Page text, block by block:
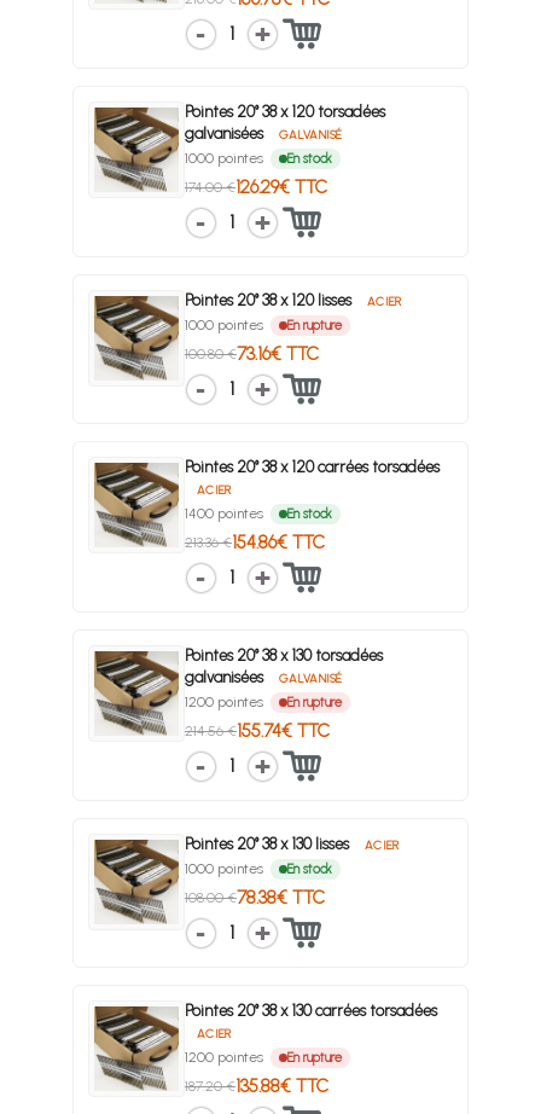
1
Pointes 20° 38 x 120 torsadées
galvanisées
GALVANISÉ
1000 pointes En stock
174.00 €126.29€ TTC
1
Pointes 20° 38 x 120 lisses ACIER
1000 pointes En rupture
100.80 €73.16€ TTC
1
Pointes 20° 38 x 120 carrées torsadées
ACIER
1400 pointes En stock
213.36 €154.86€ TTC
1
Pointes 20° 38 x 130 torsadées
galvanisées
GALVANISÉ
1200 pointes En rupture
214.56 €155.74€ TTC
1
Pointes 20° 38 x 130 lisses ACIER
1000 pointes En stock
108.00 €78.38€ TTC
1
Pointes 20° 38 x 130 carrées torsadées
ACIER
1200 pointes En rupture
187.20 €135.88€ TTC